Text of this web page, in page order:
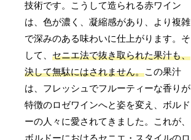
技術です。こうして造られる赤ワイン
は、色が濃く、凝縮感があり、より複雑
で深みのある味わいに仕上がります。そ
して、セニエ法で抜き取られた果汁も、
決して無駄にはされません。この果汁
は、フレッシュでフルーティーな香りが
特徴のロゼワインへと姿を変え、ボルド
ーの人々に愛されてきました。これが、